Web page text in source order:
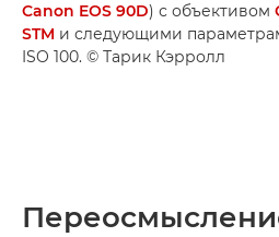
Canon EOS 90D) с объективом
STM и следующими
ISO 100. © Тарик Кэрролл